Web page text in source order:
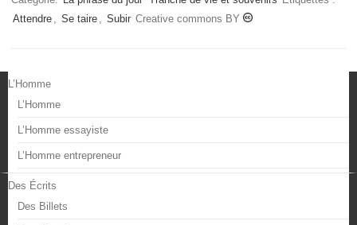
Attendre , Se taire , Subir Creative commons BY
L’Homme
L’Homme
L’Homme essayiste
L’Homme entrepreneur
Des Écrits
Des Billets